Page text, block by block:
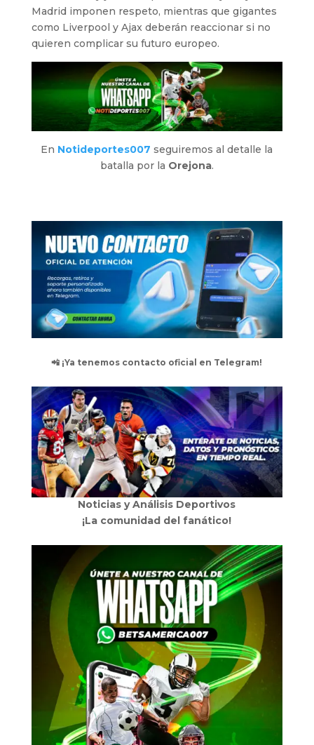
Madrid imponen respeto, mientras que gigantes
como Liverpool y Ajax deberán reaccionar si no
quieren complicar su futuro europeo.
En Notideportes007 seguiremos al detalle la
batalla por la Orejona.
📲 ¡Ya tenemos contacto oficial en Telegram!
Noticias y Análisis Deportivos
¡La comunidad del fanático!